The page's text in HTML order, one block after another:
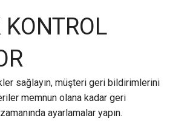
KONTROL
sağlayın, müşteri geri bildirimlerini
memnun olana kadar geri
ayarlamalar yapın.